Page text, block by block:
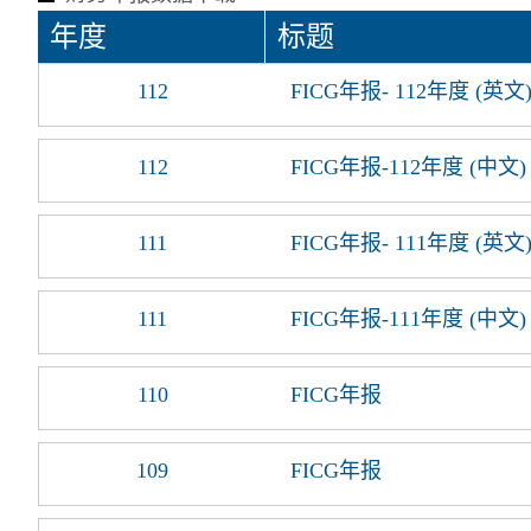
年度 标题
112 FICG年报- 112年度 (英文)
112 FICG年报-112年度 (中文)
111 FICG年报- 111年度 (英文)
111 FICG年报-111年度 (中文)
110 FICG年报
109 FICG年报